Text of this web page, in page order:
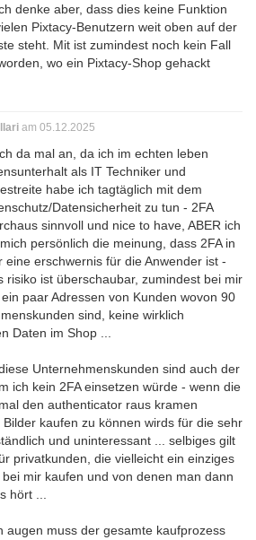
denke aber, dass dies keine Funktion
Pixtacy-Benutzern weit oben auf der
steht. Mit ist zumindest noch kein Fall
wo ein Pixtacy-Shop gehackt
am 05.12.2025
da mal an, da ich im echten leben
als IT Techniker und
habe ich tagtäglich mit dem
Datensicherheit zu tun - 2FA
sinnvoll und nice to have, ABER ich
persönlich die meinung, dass 2FA in
eine erschwernis für die Anwender ist -
risiko ist überschaubar, zumindest bei mir
paar Adressen von Kunden wovon 90
sind, keine wirklich
Daten im Shop ...
Unternehmenskunden sind auch der
ich kein 2FA einsetzen würde - wenn die
den authenticator raus kramen
Bilder kaufen zu können wirds für die sehr
und uninteressant ... selbiges gilt
privatkunden, die vielleicht ein einziges
bei mir kaufen und von denen man dann
hört ...
augen muss der gesamte kaufprozess